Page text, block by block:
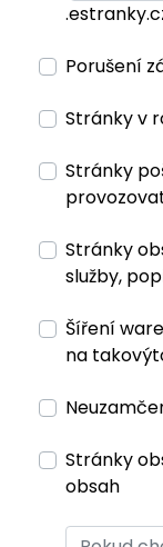
Porušení
Stránky v
Stránky
Stránky
služby,
Šíření
na
Stránky
obsah